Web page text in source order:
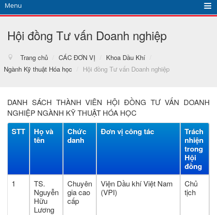
Menu
Hội đồng Tư vấn Doanh nghiệp
Trang chủ / CÁC ĐƠN VỊ / Khoa Dầu Khí
/
Ngành Kỹ thuật Hóa học
/ Hội đồng Tư vấn Doanh nghiệp
DANH SÁCH THÀNH VIÊN HỘI ĐỒNG TƯ VẤN DOANH
NGHIỆP NGÀNH KỸ THUẬT HÓA HỌC
STT
Họ và
tên
Chức
danh
Đơn vị công tác
Trách
nhiện
trong
Hội
đồng
1
TS.
Nguyễn
Hữu
Lương
Chuyên
gia cao
cấp
Viện Dầu khí Việt Nam
(VPI)
Chủ
tịch